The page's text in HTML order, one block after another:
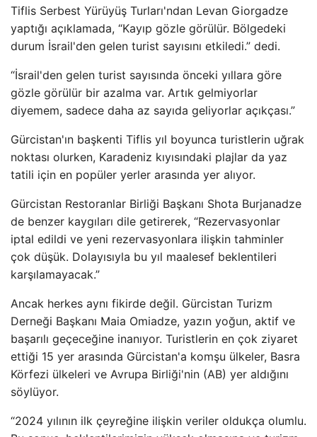
Tiflis Serbest Yürüyüş Turları'ndan Levan Giorgadze
yaptığı açıklamada, “Kayıp gözle görülür. Bölgedeki
durum İsrail'den gelen turist sayısını etkiledi.” dedi.
“İsrail'den gelen turist sayısında önceki yıllara göre
gözle görülür bir azalma var. Artık gelmiyorlar
diyemem, sadece daha az sayıda geliyorlar açıkçası.”
Gürcistan'ın başkenti Tiflis yıl boyunca turistlerin uğrak
noktası olurken, Karadeniz kıyısındaki plajlar da yaz
tatili için en popüler yerler arasında yer alıyor.
Gürcistan Restoranlar Birliği Başkanı Shota Burjanadze
de benzer kaygıları dile getirerek, “Rezervasyonlar
iptal edildi ve yeni rezervasyonlara ilişkin tahminler
çok düşük. Dolayısıyla bu yıl maalesef beklentileri
karşılamayacak.”
Ancak herkes aynı fikirde değil. Gürcistan Turizm
Derneği Başkanı Maia Omiadze, yazın yoğun, aktif ve
başarılı geçeceğine inanıyor. Turistlerin en çok ziyaret
ettiği 15 yer arasında Gürcistan'a komşu ülkeler, Basra
Körfezi ülkeleri ve Avrupa Birliği'nin (AB) yer aldığını
söylüyor.
“2024 yılının ilk çeyreğine ilişkin veriler oldukça olumlu.